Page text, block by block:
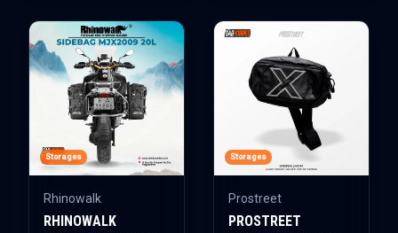
Storages
Rhinowalk
RHINOWALK
Storages
Prostreet
PROSTREET